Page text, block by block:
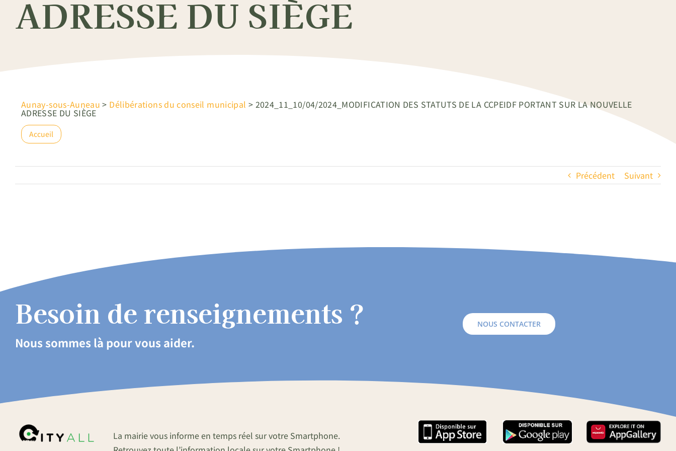
ADRESSE DU SIÈGE
Aunay-sous-Auneau > Délibérations du conseil municipal > 2024_11_10/04/2024_MODIFICATION DES STATUTS DE LA CCPEIDF PORTANT SUR LA NOUVELLE
ADRESSE DU SIÈGE
Accueil
Précédent Suivant
Besoin de renseignements ?
Nous sommes là pour vous aider.
NOUS CONTACTER
La mairie vous informe en temps réel sur votre Smartphone.